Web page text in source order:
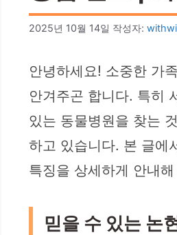
2025년 10월 14일 작성자:
안녕하세요! 소중한 가
안겨주곤 합니다. 특히
있는 동물병원을 찾는
하고 있습니다. 본 글에
특징을 상세하게 안내
믿을 수 있는 논